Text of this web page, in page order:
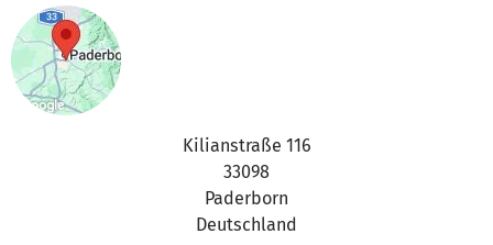
Kilianstraße 116
33098
Paderborn
Deutschland